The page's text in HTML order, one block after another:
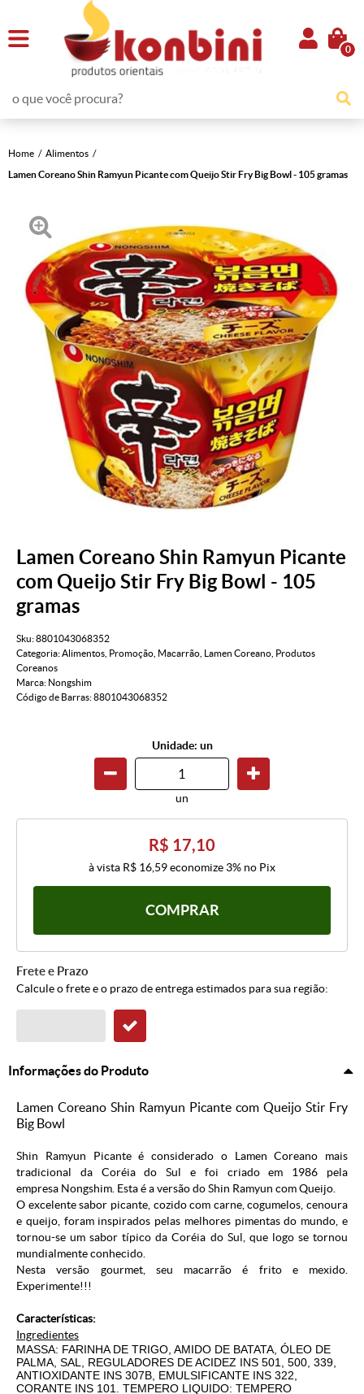
0
Home
Alimentos
Lamen Coreano Shin Ramyun Picante com Queijo Stir Fry Big Bowl - 105 gramas
Lamen Coreano Shin Ramyun Picante
com Queijo Stir Fry Big Bowl - 105
gramas
Sku:8801043068352
Categoria:Alimentos Promoção Macarrão Lamen Coreano Produtos
Coreanos
Marca: Nongshim
Código de Barras:8801043068352
Unidade: un
un
R$ 17,10
à vista R$ 16,59economize 3% no Pix
COMPRAR
Frete e Prazo
Calcule o frete e o prazo de entrega estimados para sua região:
Informações do Produto
Lamen Coreano Shin Ramyun Picante com Queijo Stir Fry
Big Bowl
Shin Ramyun Picante é considerado o Lamen Coreano mais
tradicional da Coréia do Sul e foi criado em 1986 pela
empresa Nongshim . Esta é a versão do Shin Ramyun com Queijo.
O excelente sabor picante, cozido com carne, cogumelos, cenoura
e queijo, foram inspirados pelas melhores pimentas do mundo, e
tornou-se um sabor típico da Coréia do Sul, que logo se tornou
mundialmente conhecido.
Nesta versão gourmet, seu macarrão é frito e mexido.
Experimente!!!
Características:
Ingredientes
MASSA: FARINHA DE TRIGO, AMIDO DE BATATA, ÓLEO DE
PALMA, SAL, REGULADORES DE ACIDEZ INS 501, 500, 339,
ANTIOXIDANTE INS 307B, EMULSIFICANTE INS 322,
CORANTE INS 101. TEMPERO LIQUIDO: TEMPERO